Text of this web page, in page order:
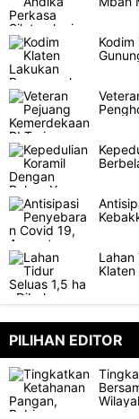
Lahan
PILIHAN EDITOR